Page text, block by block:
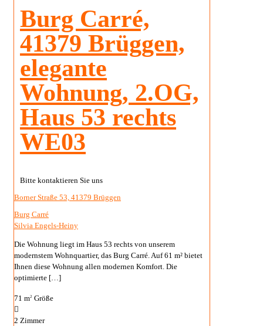
Burg Carré,
41379 Brüggen,
elegante
Wohnung, 2.OG,
Haus 53 rechts
WE03
Bitte kontaktieren Sie uns
Borner Straße 53, 41379 Brüggen
Burg Carré
Silvia Engels-Heiny
Die Wohnung liegt im Haus 53 rechts von unserem
modernstem Wohnquartier, das Burg Carré. Auf 61 m² bietet
Ihnen diese Wohnung allen modernen Komfort. Die
optimierte […]
71 m2 Größe
2 Zimmer